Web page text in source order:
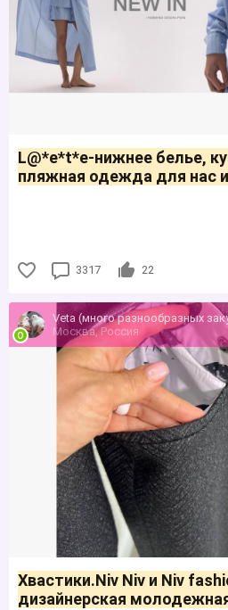
L@*е*t*е-нижнее белье,
пляжная одежда для нас
3317 22
Veta (много разнообразных
Москва, Россия
Хвастики.Niv Niv и Niv
дизайнерская